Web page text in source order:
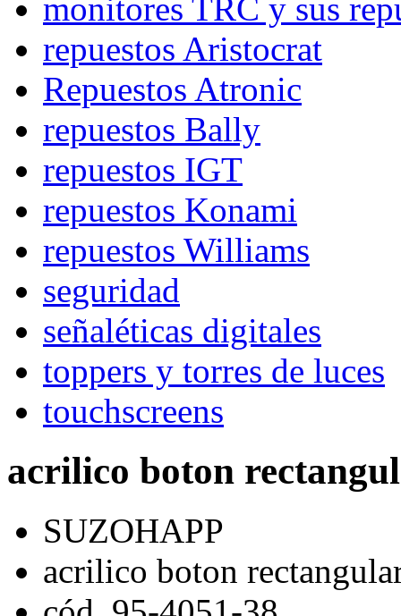
monitores TRC y sus
repuestos Aristocrat
Repuestos Atronic
repuestos Bally
repuestos IGT
repuestos Konami
repuestos Williams
seguridad
señaléticas digitales
toppers y torres de luces
touchscreens
acrilico boton
SUZOHAPP
acrilico boton